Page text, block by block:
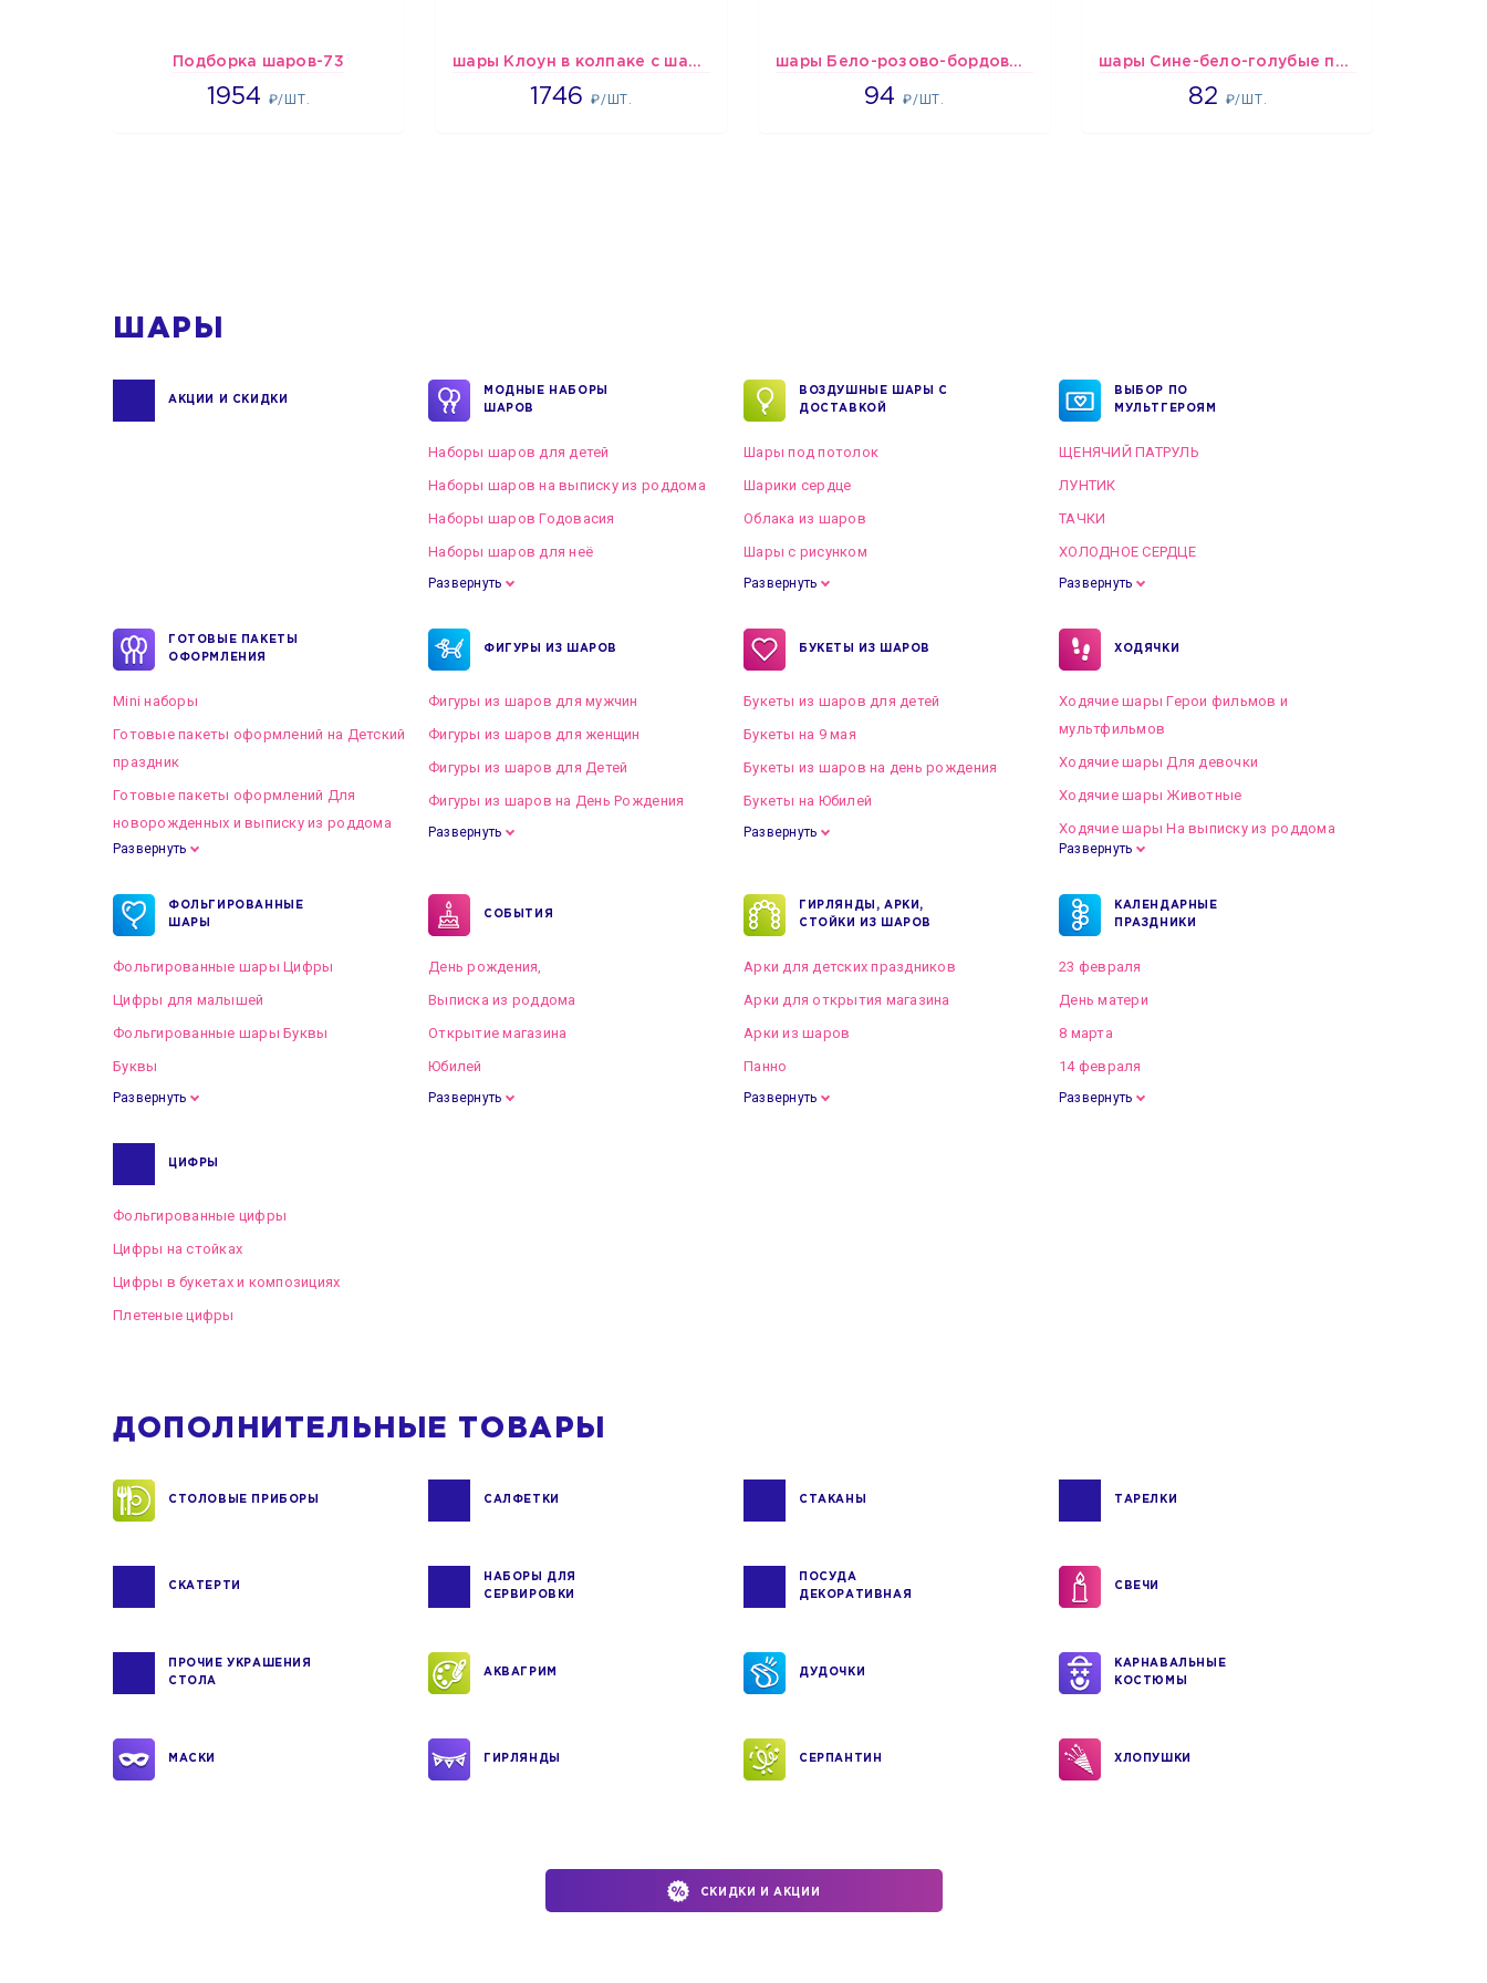
Подборка шаров-73
1954 ₽/ШТ.
1954 шары Клоун в колпаке с шариком
1746₽/ШТ.
1746 шары Бело-розово-бордовые металлик
94₽/ШТ.
1697 шары Сине-бело-голубые пастельные
82 ₽/ШТ.
1637
ШАРЫ
АКЦИИ И СКИДКИ
МОДНЫЕ НАБОРЫ
ШАРОВ
Наборы шаров для детей
Наборы шаров на выписку из роддома
Наборы шаров Годовасия
Наборы шаров для неё
Развернуть
ВОЗДУШНЫЕ ШАРЫ С
ДОСТАВКОЙ
Шары под потолок
Шарики сердце
Облака из шаров
Шары с рисунком
Развернуть
ВЫБОР ПО
МУЛЬТГЕРОЯМ
ЩЕНЯЧИЙ ПАТРУЛЬ
ЛУНТИК
ТАЧКИ
ХОЛОДНОЕ СЕРДЦЕ
Развернуть
ГОТОВЫЕ ПАКЕТЫ
ОФОРМЛЕНИЯ
Mini наборы
Готовые пакеты оформлений на Детский
праздник
Готовые пакеты оформлений Для
новорожденных и выписку из роддома
Готовые пакеты оформлений на Свадьбу
Развернуть
ФИГУРЫ ИЗ ШАРОВ
Фигуры из шаров для мужчин
Фигуры из шаров для женщин
Фигуры из шаров для Детей
Фигуры из шаров на День Рождения
Развернуть
БУКЕТЫ ИЗ ШАРОВ
Букеты из шаров для детей
Букеты на 9 мая
Букеты из шаров на день рождения
Букеты на Юбилей
Развернуть
ХОДЯЧКИ
Ходячие шары Герои фильмов и
мультфильмов
Ходячие шары Для девочки
Ходячие шары Животные
Ходячие шары На выписку из роддома
Развернуть
ФОЛЬГИРОВАННЫЕ
ШАРЫ
Фольгированные шары Цифры
Цифры для малышей
Фольгированные шары Буквы
Буквы
Развернуть
СОБЫТИЯ
День рождения,
Выписка из роддома
Открытие магазина
Юбилей
Развернуть
ГИРЛЯНДЫ, АРКИ,
СТОЙКИ ИЗ ШАРОВ
Арки для детских праздников
Арки для открытия магазина
Арки из шаров
Панно
Развернуть
КАЛЕНДАРНЫЕ
ПРАЗДНИКИ
23 февраля
День матери
8 марта
14 февраля
Развернуть
ЦИФРЫ
Фольгированные цифры
Цифры на стойках
Цифры в букетах и композициях
Плетеные цифры
ДОПОЛНИТЕЛЬНЫЕ ТОВАРЫ
СТОЛОВЫЕ ПРИБОРЫ САЛФЕТКИ СТАКАНЫ ТАРЕЛКИ
СКАТЕРТИ
НАБОРЫ ДЛЯ
СЕРВИРОВКИ
ПОСУДА
ДЕКОРАТИВНАЯ
СВЕЧИ
ПРОЧИЕ УКРАШЕНИЯ
СТОЛА
АКВАГРИМ ДУДОЧКИ
КАРНАВАЛЬНЫЕ
КОСТЮМЫ
МАСКИ ГИРЛЯНДЫ СЕРПАНТИН ХЛОПУШКИ
СКИДКИ И АКЦИИ